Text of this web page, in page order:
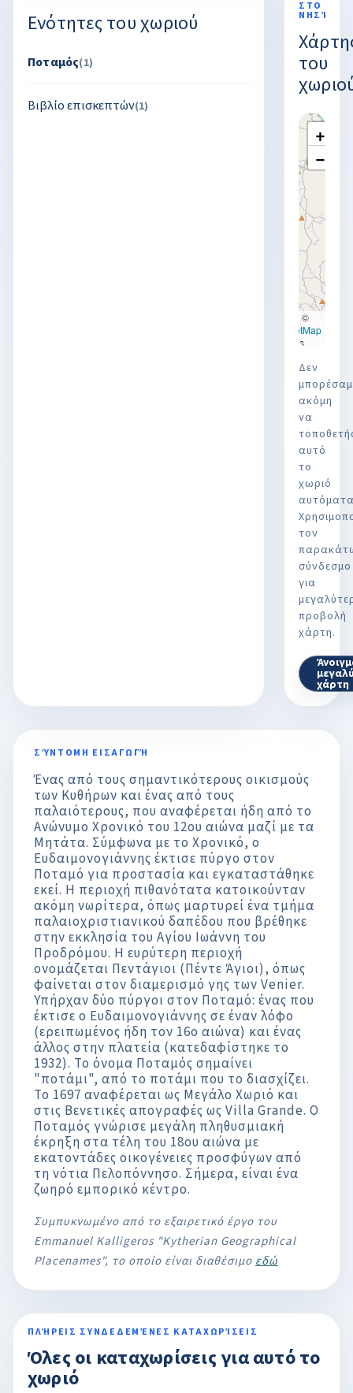
Ενότητες του χωριού
Ποταμός(1)
Βιβλίο επισκεπτών(1)
ΣΤΟ
ΝΗΣΊ
του
+
−
©
OpenStreetMap
contributors
Δεν
ακόμη
να
αυτό
το
χωριό
τον
σύνδεσμο
για
προβολή
χάρτη.
χάρτη
ΣΎΝΤΟΜΗ ΕΙΣΑΓΩΓΉ
Ένας από τους σημαντικότερους οικισμούς
των Κυθήρων και ένας από τους
παλαιότερους, που αναφέρεται ήδη από το
Ανώνυμο Χρονικό του 12ου αιώνα μαζί με τα
Μητάτα. Σύμφωνα με το Χρονικό, ο
Ευδαιμονογιάννης έκτισε πύργο στον
Ποταμό για προστασία και εγκαταστάθηκε
εκεί. Η περιοχή πιθανότατα κατοικούνταν
ακόμη νωρίτερα, όπως μαρτυρεί ένα τμήμα
παλαιοχριστιανικού δαπέδου που βρέθηκε
στην εκκλησία του Αγίου Ιωάννη του
Προδρόμου. Η ευρύτερη περιοχή
ονομάζεται Πεντάγιοι (Πέντε Άγιοι), όπως
φαίνεται στον διαμερισμό γης των Venier.
Υπήρχαν δύο πύργοι στον Ποταμό: ένας που
έκτισε ο Ευδαιμονογιάννης σε έναν λόφο
(ερειπωμένος ήδη τον 16ο αιώνα) και ένας
άλλος στην πλατεία (κατεδαφίστηκε το
1932). Το όνομα Ποταμός σημαίνει
"ποτάμι", από το ποτάμι που το διασχίζει.
Το 1697 αναφέρεται ως Μεγάλο Χωριό και
στις Βενετικές απογραφές ως Villa Grande. Ο
Ποταμός γνώρισε μεγάλη πληθυσμιακή
έκρηξη στα τέλη του 18ου αιώνα με
εκατοντάδες οικογένειες προσφύγων από
τη νότια Πελοπόννησο. Σήμερα, είναι ένα
ζωηρό εμπορικό κέντρο.
Συμπυκνωμένο από το εξαιρετικό έργο του
Emmanuel Kalligeros "Kytherian Geographical
Placenames", το οποίο είναι διαθέσιμο εδώ
ΠΛΉΡΕΙΣ ΣΥΝΔΕΔΕΜΈΝΕΣ ΚΑΤΑΧΩΡΊΣΕΙΣ
Όλες οι καταχωρίσεις για αυτό το
χωριό